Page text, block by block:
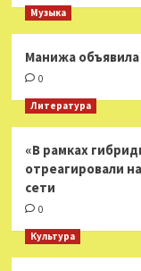
Музыка
Манижа
0
Литература
«В рамках
отреагировали
сети
0
Культура